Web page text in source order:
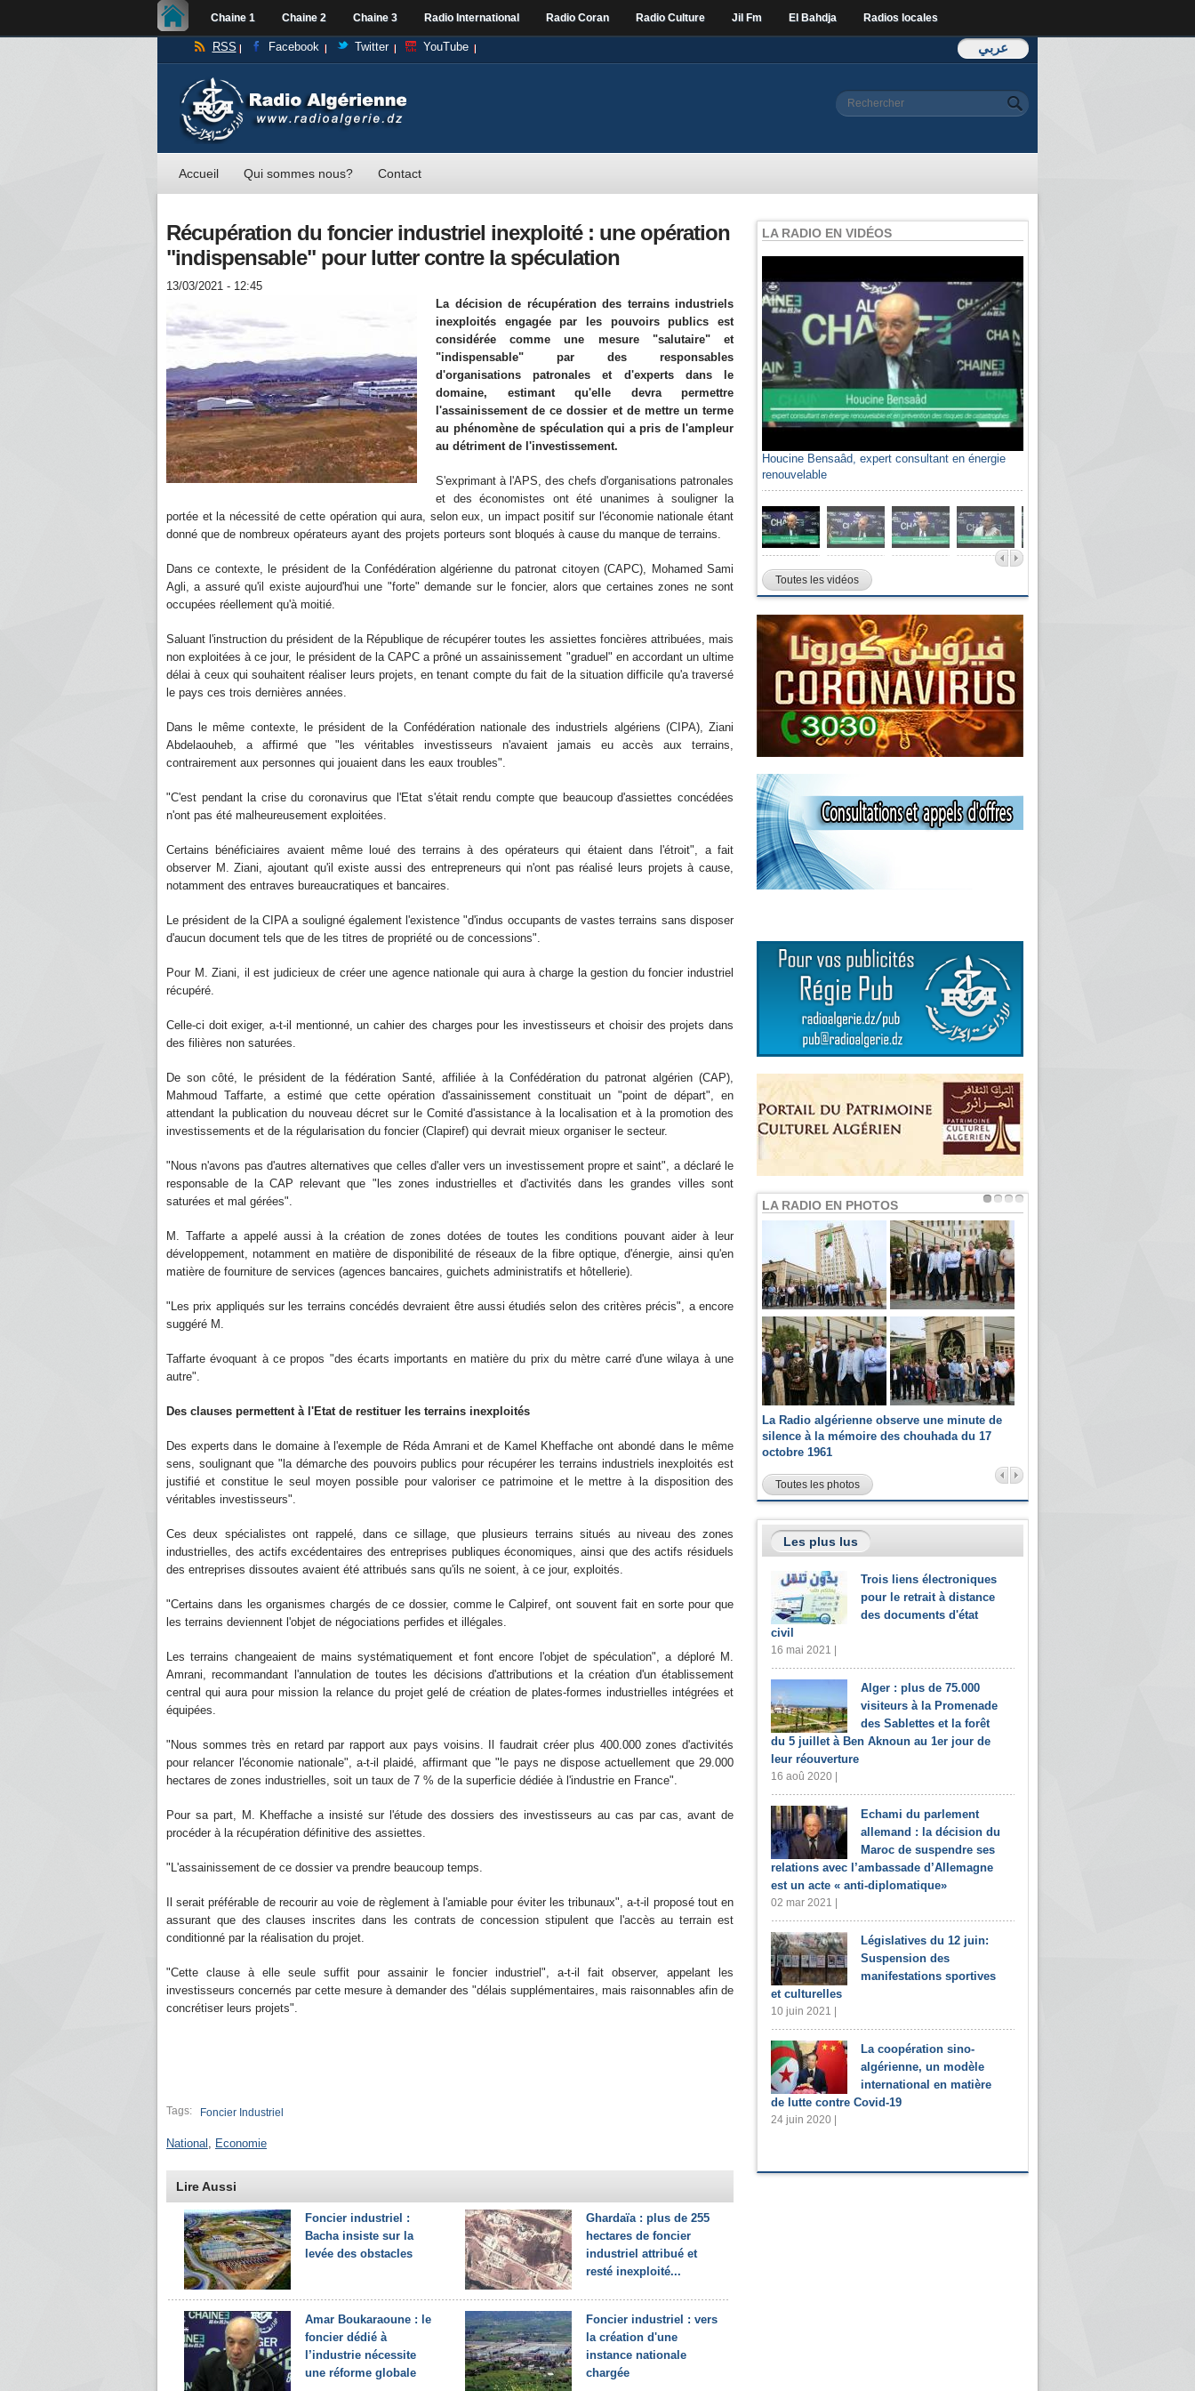
Chaine 1 Chaine 2 Chaine 3 Radio International Radio Coran Radio Culture Jil Fm El Bahdja Radios locales
عربي RSS Facebook Twitter YouTube
Formulaire de
Rechercher
Accueil Qui sommes nous? Contact
Récupération du foncier industriel inexploité : une opération
"indispensable" pour lutter contre la spéculation
13/03/2021 - 12:45
La décision de récupération des terrains industriels
inexploités engagée par les pouvoirs publics est
considérée comme une mesure "salutaire" et
"indispensable" par des responsables
d'organisations patronales et d'experts dans le
domaine, estimant qu'elle devra permettre
l'assainissement de ce dossier et de mettre un terme
au phénomène de spéculation qui a pris de l'ampleur
au détriment de l'investissement.
S'exprimant à l'APS, des chefs d'organisations patronales
et des économistes ont été unanimes à souligner la
portée et la nécessité de cette opération qui aura, selon eux, un impact positif sur l'économie nationale étant
donné que de nombreux opérateurs ayant des projets porteurs sont bloqués à cause du manque de terrains.
Dans ce contexte, le président de la Confédération algérienne du patronat citoyen (CAPC), Mohamed Sami
Agli, a assuré qu'il existe aujourd'hui une "forte" demande sur le foncier, alors que certaines zones ne sont
occupées réellement qu'à moitié.
Saluant l'instruction du président de la République de récupérer toutes les assiettes foncières attribuées, mais
non exploitées à ce jour, le président de la CAPC a prôné un assainissement "graduel" en accordant un ultime
délai à ceux qui souhaitent réaliser leurs projets, en tenant compte du fait de la situation difficile qu'a traversé
le pays ces trois dernières années.
Dans le même contexte, le président de la Confédération nationale des industriels algériens (CIPA), Ziani
Abdelaouheb, a affirmé que "les véritables investisseurs n'avaient jamais eu accès aux terrains,
contrairement aux personnes qui jouaient dans les eaux troubles".
"C'est pendant la crise du coronavirus que l'Etat s'était rendu compte que beaucoup d'assiettes concédées
n'ont pas été malheureusement exploitées.
Certains bénéficiaires avaient même loué des terrains à des opérateurs qui étaient dans l'étroit", a fait
observer M. Ziani, ajoutant qu'il existe aussi des entrepreneurs qui n'ont pas réalisé leurs projets à cause,
notamment des entraves bureaucratiques et bancaires.
Le président de la CIPA a souligné également l'existence "d'indus occupants de vastes terrains sans disposer
d'aucun document tels que de les titres de propriété ou de concessions".
Pour M. Ziani, il est judicieux de créer une agence nationale qui aura à charge la gestion du foncier industriel
récupéré.
Celle-ci doit exiger, a-t-il mentionné, un cahier des charges pour les investisseurs et choisir des projets dans
des filières non saturées.
De son côté, le président de la fédération Santé, affiliée à la Confédération du patronat algérien (CAP),
Mahmoud Taffarte, a estimé que cette opération d'assainissement constituait un "point de départ", en
attendant la publication du nouveau décret sur le Comité d'assistance à la localisation et à la promotion des
investissements et de la régularisation du foncier (Clapiref) qui devrait mieux organiser le secteur.
"Nous n'avons pas d'autres alternatives que celles d'aller vers un investissement propre et saint", a déclaré le
responsable de la CAP relevant que "les zones industrielles et d'activités dans les grandes villes sont
saturées et mal gérées".
M. Taffarte a appelé aussi à la création de zones dotées de toutes les conditions pouvant aider à leur
développement, notamment en matière de disponibilité de réseaux de la fibre optique, d'énergie, ainsi qu'en
matière de fourniture de services (agences bancaires, guichets administratifs et hôtellerie).
"Les prix appliqués sur les terrains concédés devraient être aussi étudiés selon des critères précis", a encore
suggéré M.
Taffarte évoquant à ce propos "des écarts importants en matière du prix du mètre carré d'une wilaya à une
autre".
Des clauses permettent à l'Etat de restituer les terrains inexploités
Des experts dans le domaine à l'exemple de Réda Amrani et de Kamel Kheffache ont abondé dans le même
sens, soulignant que "la démarche des pouvoirs publics pour récupérer les terrains industriels inexploités est
justifié et constitue le seul moyen possible pour valoriser ce patrimoine et le mettre à la disposition des
véritables investisseurs".
Ces deux spécialistes ont rappelé, dans ce sillage, que plusieurs terrains situés au niveau des zones
industrielles, des actifs excédentaires des entreprises publiques économiques, ainsi que des actifs résiduels
des entreprises dissoutes avaient été attribués sans qu'ils ne soient, à ce jour, exploités.
"Certains dans les organismes chargés de ce dossier, comme le Calpiref, ont souvent fait en sorte pour que
les terrains deviennent l'objet de négociations perfides et illégales.
Les terrains changeaient de mains systématiquement et font encore l'objet de spéculation", a déploré M.
Amrani, recommandant l'annulation de toutes les décisions d'attributions et la création d'un établissement
central qui aura pour mission la relance du projet gelé de création de plates-formes industrielles intégrées et
équipées.
"Nous sommes très en retard par rapport aux pays voisins. Il faudrait créer plus 400.000 zones d'activités
pour relancer l'économie nationale", a-t-il plaidé, affirmant que "le pays ne dispose actuellement que 29.000
hectares de zones industrielles, soit un taux de 7 % de la superficie dédiée à l'industrie en France".
Pour sa part, M. Kheffache a insisté sur l'étude des dossiers des investisseurs au cas par cas, avant de
procéder à la récupération définitive des assiettes.
"L'assainissement de ce dossier va prendre beaucoup temps.
Il serait préférable de recourir au voie de règlement à l'amiable pour éviter les tribunaux", a-t-il proposé tout en
assurant que des clauses inscrites dans les contrats de concession stipulent que l'accès au terrain est
conditionné par la réalisation du projet.
"Cette clause à elle seule suffit pour assainir le foncier industriel", a-t-il fait observer, appelant les
investisseurs concernés par cette mesure à demander des "délais supplémentaires, mais raisonnables afin de
concrétiser leurs projets".
Tags: Foncier Industriel
National , Economie
Lire Aussi
Foncier industriel :
Bacha insiste sur la
levée des obstacles
Ghardaïa : plus de 255
hectares de foncier
industriel attribué et
resté inexploité...
Amar Boukaraoune : le
foncier dédié à
l’industrie nécessite
une réforme globale
Foncier industriel : vers
la création d'une
instance nationale
chargée
LA RADIO EN VIDÉOS
Houcine Bensaâd, expert consultant en énergie
renouvelable
Toutes les vidéos
LA RADIO EN PHOTOS
La Radio algérienne observe une minute de
silence à la mémoire des chouhada du 17
octobre 1961
Toutes les photos
Les plus lus
Trois liens électroniques
pour le retrait à distance
des documents d'état
civil
16 mai 2021 |
Alger : plus de 75.000
visiteurs à la Promenade
des Sablettes et la forêt
du 5 juillet à Ben Aknoun au 1er jour de
leur réouverture
16 aoû 2020 |
Echami du parlement
allemand : la décision du
Maroc de suspendre ses
relations avec l’ambassade d’Allemagne
est un acte « anti-diplomatique»
02 mar 2021 |
Législatives du 12 juin:
Suspension des
manifestations sportives
et culturelles
10 juin 2021 |
La coopération sino-
algérienne, un modèle
international en matière
de lutte contre Covid-19
24 juin 2020 |